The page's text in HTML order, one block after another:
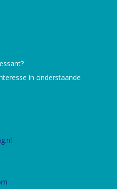
in onderstaande